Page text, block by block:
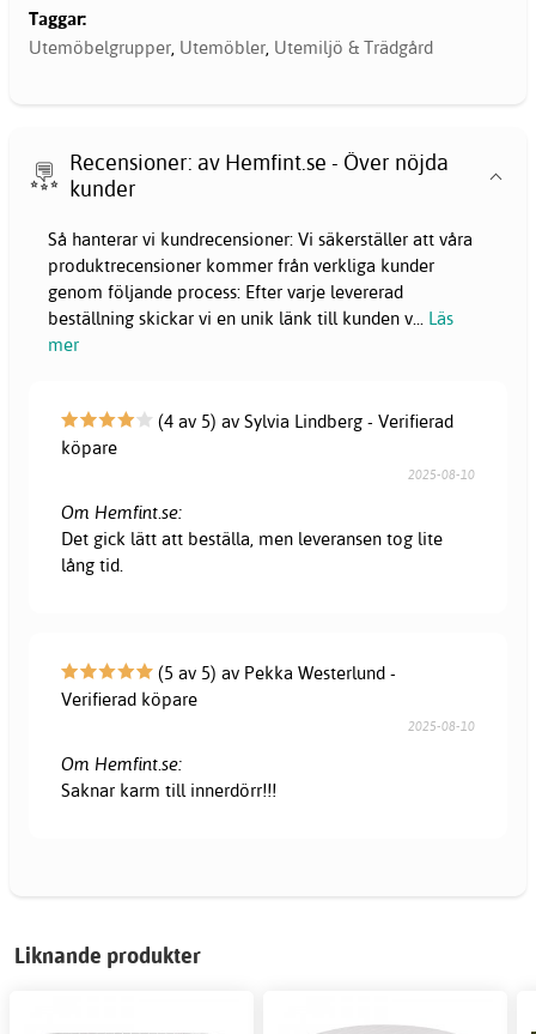
Taggar:
Utemöbelgrupper Utemöbler Utemiljö & Trädgård
Recensioner: av Hemfint.se - Över nöjda
kunder
Så hanterar vi kundrecensioner: Vi säkerställer att våra
produktrecensioner kommer från verkliga kunder
genom följande process: Efter varje levererad
beställning skickar vi en unik länk till kunden v
Läs
mer
(4 av 5) av Sylvia Lindberg - Verifierad
köpare
2025-08-10
Om Hemfint.se:
Det gick lätt att beställa, men leveransen tog lite
lång tid.
(5 av 5) av Pekka Westerlund -
Verifierad köpare
2025-08-10
Om Hemfint.se:
Saknar karm till innerdörr!!!
Liknande produkter